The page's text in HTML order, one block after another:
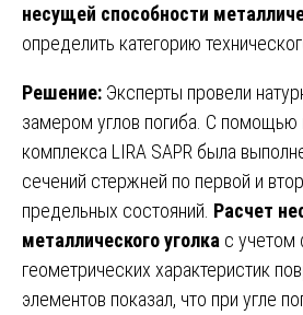
несущей способности
определить категорию
Решение: Эксперты провели
замером углов погиба. С помощью
комплекса LIRA SAPR была
сечений стержней по первой и
предельных состояний. Расчет
металлического уголка с учетом
геометрических характеристик
элементов показал, что при угле